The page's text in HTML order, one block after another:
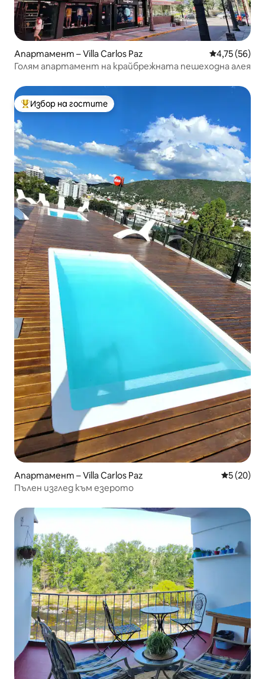
Апартамент – Villa Carlos Paz Средна
4,75 (56)
Голям апартамент на крайбрежната пешеходна алея
Най-популярен избор на гостите
Избор на гостите
Апартамент – Villa Carlos Paz Средна
5 (20)
Пълен изглед към езерото